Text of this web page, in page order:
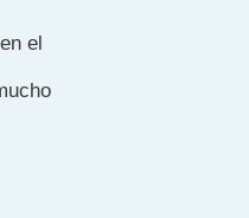
el